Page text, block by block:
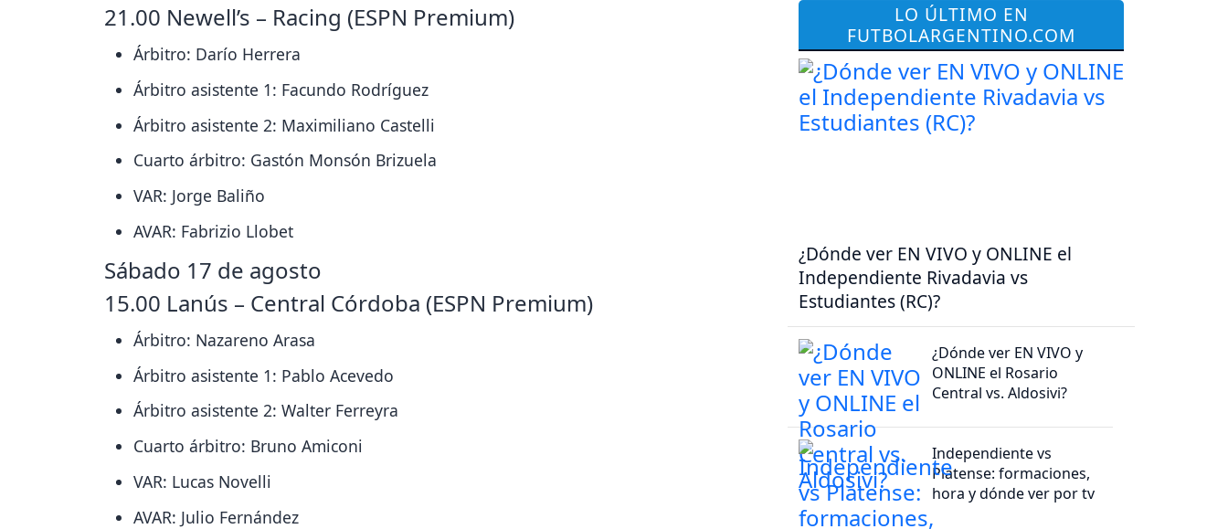
21.00 Newell’s – Racing (ESPN Premium)
Árbitro: Darío Herrera
Árbitro asistente 1: Facundo Rodríguez
Árbitro asistente 2: Maximiliano Castelli
Cuarto árbitro: Gastón Monsón Brizuela
VAR: Jorge Baliño
AVAR: Fabrizio Llobet
Sábado 17 de agosto
15.00 Lanús – Central Córdoba (ESPN Premium)
Árbitro: Nazareno Arasa
Árbitro asistente 1: Pablo Acevedo
Árbitro asistente 2: Walter Ferreyra
Cuarto árbitro: Bruno Amiconi
VAR: Lucas Novelli
AVAR: Julio Fernández
LO ÚLTIMO EN
FUTBOLARGENTINO.COM
¿Dónde ver EN VIVO y ONLINE el
Independiente Rivadavia vs
Estudiantes (RC)?
¿Dónde ver EN VIVO y
ONLINE el Rosario
Central vs. Aldosivi?
Independiente vs
Platense: formaciones,
hora y dónde ver por tv